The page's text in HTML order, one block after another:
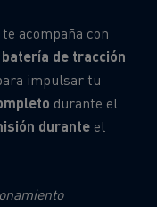
acompaña con
de tracción
impulsar tu
durante el
durante el